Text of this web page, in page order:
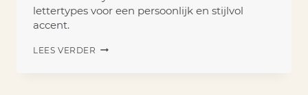
lettertypes voor een persoonlijk en stijlvol
accent.
LEES VERDER SPEENDOEKJE